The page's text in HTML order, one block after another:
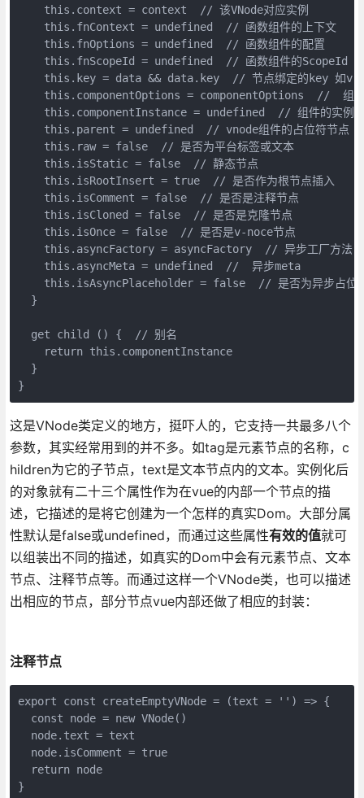
    this.context = context  // 该VNode对应实例
    this.fnContext = undefined  // 函数组件的上下文
    this.fnOptions = undefined  // 函数组件的配置
    this.fnScopeId = undefined  // 函数组件的ScopeId
this.key = data && data.key  // 节点绑定的key 如v-
this.componentOptions = componentOptions  //  组
    this.componentInstance = undefined  // 组件的实例
    this.parent = undefined  // vnode组件的占位符节点
    this.raw = false  // 是否为平台标签或文本
    this.isStatic = false  // 静态节点
    this.isRootInsert = true  // 是否作为根节点插入
    this.isComment = false  // 是否是注释节点
    this.isCloned = false  // 是否是克隆节点
    this.isOnce = false  // 是否是v-noce节点
    this.asyncFactory = asyncFactory  // 异步工厂方法
    this.asyncMeta = undefined  //  异步meta
this.isAsyncPlaceholder = false  // 是否为异步占位
  }
  get child () {  // 别名
    return this.componentInstance
  }
这是VNode类定义的地方，挺吓人的，它支持一共最多八个
参数，其实经常用到的并不多。如tag是元素节点的名称，c
hildren为它的子节点，text是文本节点内的文本。实例化后
的对象就有二十三个属性作为在vue的内部一个节点的描
述，它描述的是将它创建为一个怎样的真实Dom。大部分属
性默认是false或undefined，而通过这些属性有效的值就可
以组装出不同的描述，如真实的Dom中会有元素节点、文本
节点、注释节点等。而通过这样一个VNode类，也可以描述
出相应的节点，部分节点vue内部还做了相应的封装：
注释节点
export const createEmptyVNode = (text = '') => {
  const node = new VNode()
  node.text = text
  node.isComment = true
  return node